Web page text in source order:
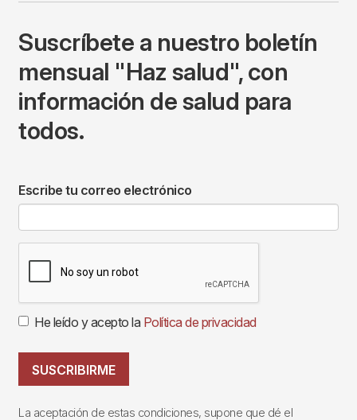
Suscríbete a nuestro boletín
mensual "Haz salud", con
información de salud para
todos.
Escribe tu correo electrónico
He leído y acepto la Política de privacidad
SUSCRIBIRME
La aceptación de estas condiciones, supone que dé el